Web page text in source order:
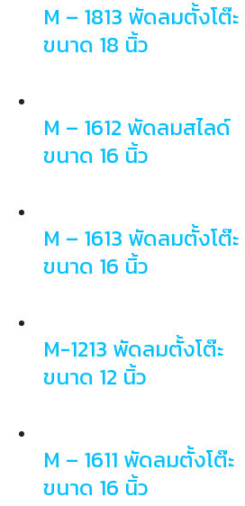
M – 1813 พัดลมตั้งโต๊ะ
ขนาด 18 นิ้ว
M – 1612 พัดลมสไลด์
ขนาด 16 นิ้ว
M – 1613 พัดลมตั้งโต๊ะ
ขนาด 16 นิ้ว
M-1213 พัดลมตั้งโต๊ะ
ขนาด 12 นิ้ว
M – 1611 พัดลมตั้งโต๊ะ
ขนาด 16 นิ้ว